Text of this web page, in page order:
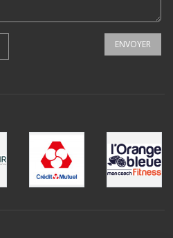
ENVOYER